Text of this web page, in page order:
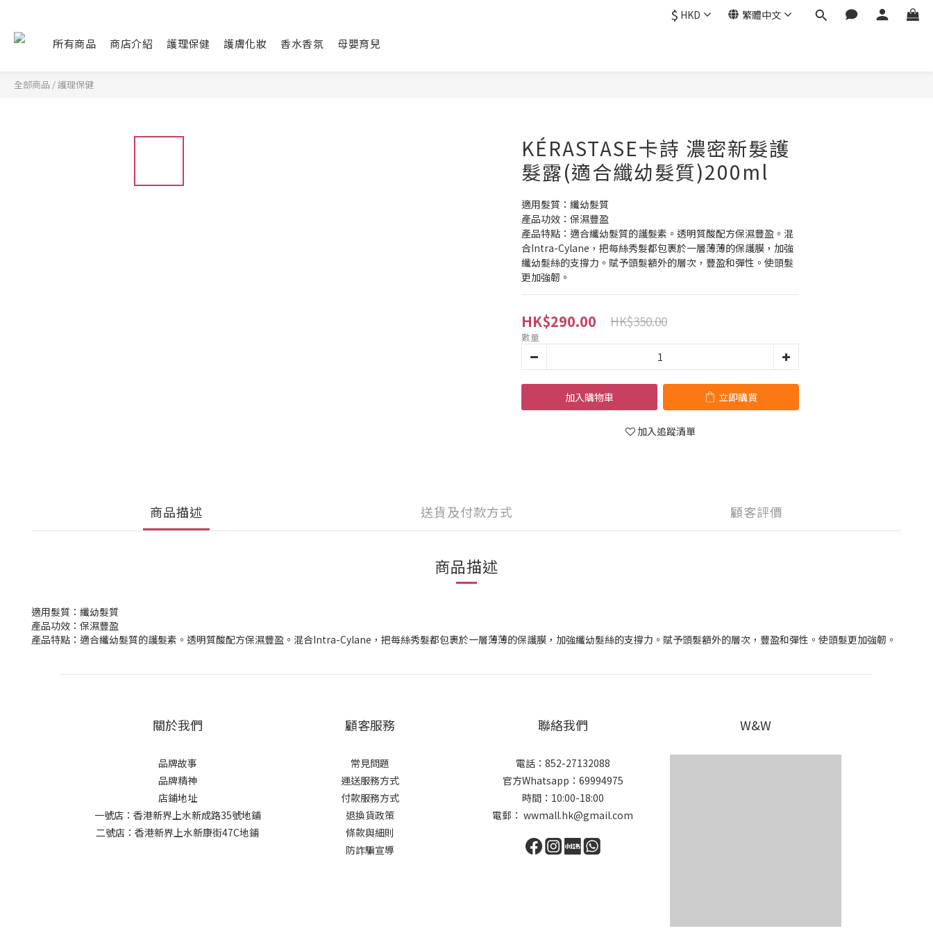
$ HKD 繁體中文
所有商品 商店介紹 護理保健 護膚化妝 香水香氛 母嬰育兒
全部商品 /護理保健
KÉRASTASE卡詩 濃密新髮護
髮露(適合纖幼髮質)200ml
適用髮質：纖幼髮質
產品功效：保濕豐盈
產品特點：適合纖幼髮質的護髮素。透明質酸配方保濕豐盈。混
合Intra-Cylane，把每絲秀髮都包裹於一層薄薄的保護膜，加強
纖幼髮絲的支撐力。賦予頭髮額外的層次，豐盈和彈性。使頭髮
更加強韌。
HK$290.00 HK$350.00
數量
加入購物車 立即購買
加入追蹤清單
商品描述 送貨及付款方式 顧客評價
商品描述
適用髮質：纖幼髮質
產品功效：保濕豐盈
產品特點：適合纖幼髮質的護髮素。透明質酸配方保濕豐盈。混合Intra-Cylane，把每絲秀髮都包裹於一層薄薄的保護膜，加強纖幼髮絲的支撐力。賦予頭髮額外的層次，豐盈和彈性。使頭髮更加強韌。
關於我們
品牌故事
品牌精神
店鋪地址
一號店：香港新界上水新成路35號地鋪
二號店：香港新界上水新康街47C地鋪
顧客服務
常見問題
運送服務方式
付款服務方式
退換貨政策
條款與細則
防詐騙宣導
聯絡我們
電話：852-27132088
官方Whatsapp：69994975
時間：10:00-18:00
電郵： wwmall.hk@gmail.com
W&W